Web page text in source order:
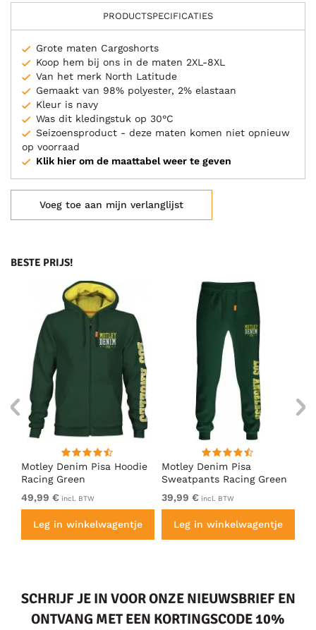
PRODUCTSPECIFICATIES
Grote maten Cargoshorts
Koop hem bij ons in de maten 2XL-8XL
Van het merk North Latitude
Gemaakt van 98% polyester, 2% elastaan
Kleur is navy
Was dit kledingstuk op 30°C
Seizoensproduct - deze maten komen niet opnieuw
op voorraad
Klik hier om de maattabel weer te geven
Voeg toe aan mijn verlanglijst
BESTE PRIJS!
Motley Denim Pisa Hoodie
Racing Green
49,99 € incl. BTW
Leg in winkelwagentje
Motley Denim Pisa
Sweatpants Racing Green
39,99 € incl. BTW
Leg in winkelwagentje
SCHRIJF JE IN VOOR ONZE NIEUWSBRIEF EN
ONTVANG MET EEN KORTINGSCODE 10%